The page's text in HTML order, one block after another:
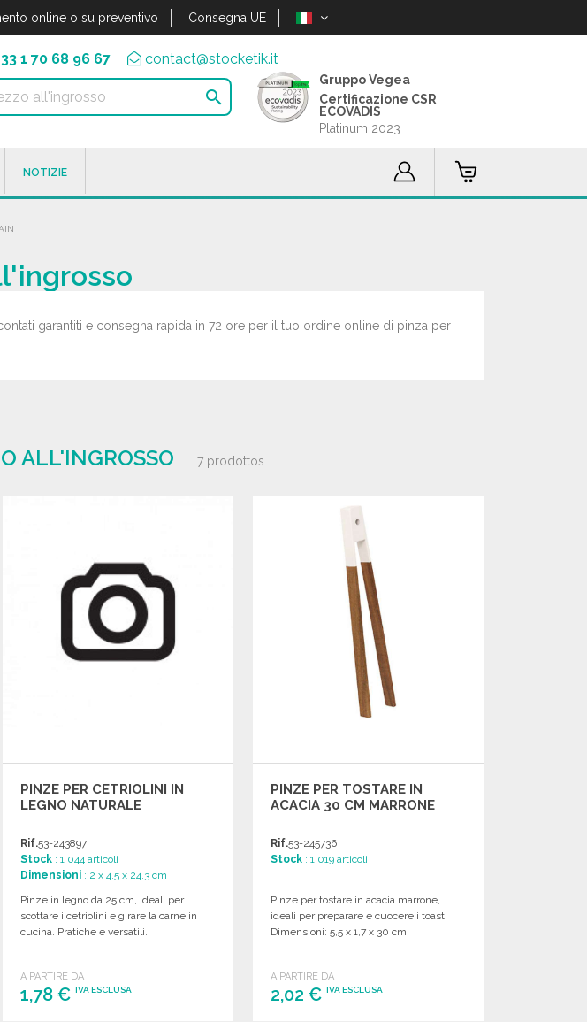
online o su preventivo Consegna UE
1 70 68 96 67 contact@stocketik.it

Gruppo Vegea
Certificazione CSR
ECOVADIS
Platinum 2023
NOTIZIE
garantiti e consegna rapida in 72 ore per il tuo ordine online di pinza per
ALL'INGROSSO 7 prodottos
PINZE PER CETRIOLINI IN
LEGNO NATURALE
Rif.53-243897
Stock : 1 044 articoli
Dimensioni : 2 x 4.5 x 24.3 cm
Pinze in legno da 25 cm, ideali per
scottare i cetriolini e girare la carne in
cucina. Pratiche e versatili.
A PARTIRE DA
1,78 €IVA ESCLUSA
PINZE PER TOSTARE IN
ACACIA 30 CM MARRONE
Rif.53-245736
Stock : 1 019 articoli
Pinze per tostare in acacia marrone,
ideali per preparare e cuocere i toast.
Dimensioni: 5,5 x 1,7 x 30 cm.
A PARTIRE DA
2,02 €IVA ESCLUSA